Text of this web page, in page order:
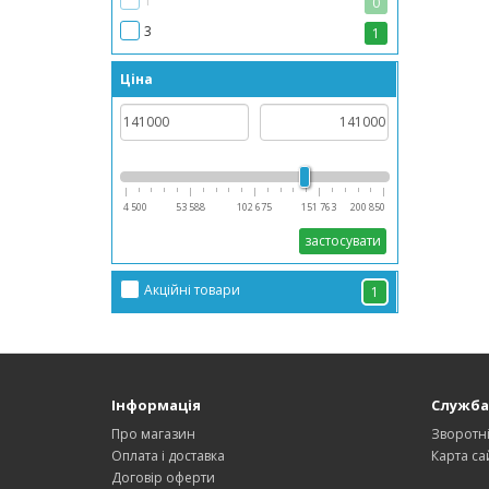
0
0
3
1
Ціна
4 500 53 588 102 675 151 763 200 850
застосувати
Акційні товари 1
Інформація
Про магазин
Оплата і доставка
Договір оферти
Карта